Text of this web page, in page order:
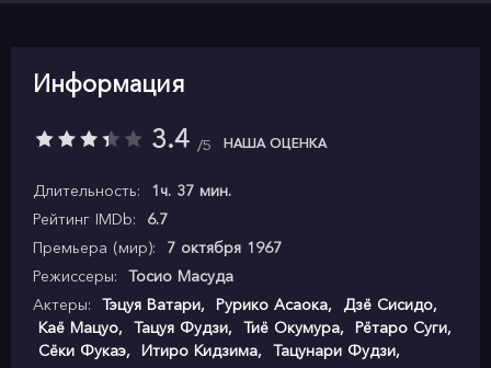
Информация
3.4 5 НАША ОЦЕНКА
Длительность:
1ч. 37 мин.
Рейтинг IMDb:
6.7
Премьера (мир):
7 октября 1967
Режиссеры:
Тосио Масуда
Актеры:
Тэцуя Ватари, Рурико Асаока, Дзё Сисидо,
Каё Мацуо, Тацуя Фудзи, Тиё Окумура, Рётаро Суги,
Сёки Фукаэ, Итиро Кидзима, Тацунари Фудзи,